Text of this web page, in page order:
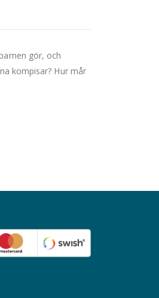
gör, och
kompisar? Hur mår